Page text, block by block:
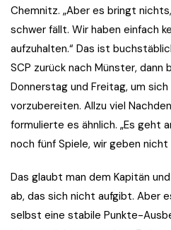
Chemnitz. „Aber es bringt
schwer fällt. Wir haben einfach
aufzuhalten.“ Das ist
SCP zurück nach Münster, dann
Donnerstag und Freitag, um
vorzubereiten. Allzu viel
formulierte es ähnlich. „Es geht
noch fünf Spiele, wir geben nicht
Das glaubt man dem Kapitän
ab, das sich nicht aufgibt. Aber
selbst eine stabile Punkte-